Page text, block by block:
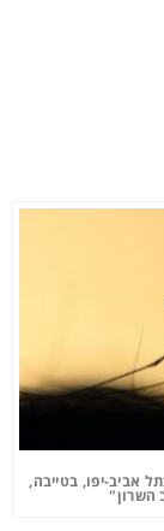
אביב-יפו, בטייבה,
השרון"